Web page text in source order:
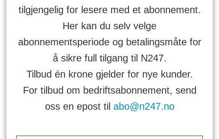
tilgjengelig for lesere med et abonnement.
Her kan du selv velge
abonnementsperiode og betalingsmåte for
å sikre full tilgang til N247.
Tilbud én krone gjelder for nye kunder.
For tilbud om bedriftsabonnement, send
oss en epost til abo@n247.no